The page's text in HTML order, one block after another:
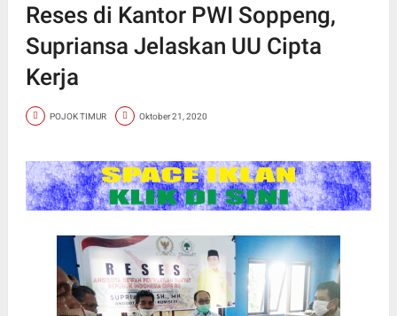
Reses di Kantor PWI Soppeng,
Supriansa Jelaskan UU Cipta
Kerja
POJOK TIMUR Oktober 21, 2020